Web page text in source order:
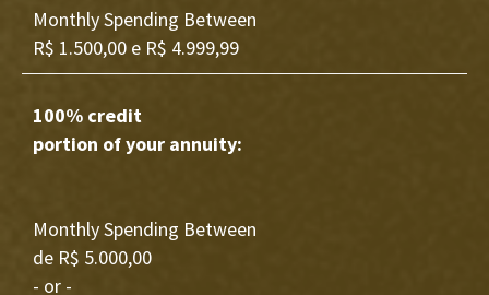
Monthly Spending Between
R$ 1.500,00 e R$ 4.999,99
100% credit
portion of your annuity:
Monthly Spending Between
de R$ 5.000,00
- or -